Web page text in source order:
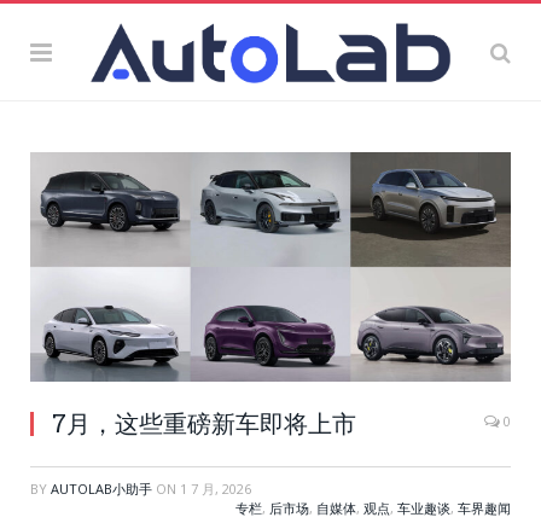
7月，这些重磅新车即将上市 0
BY AUTOLAB小助手 ON 1 7 月, 2026
专栏, 后市场, 自媒体, 观点, 车业趣谈, 车界趣闻